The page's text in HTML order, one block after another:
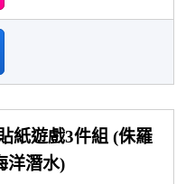
紙遊戲3件組 (侏羅
洋潛水)